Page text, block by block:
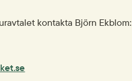
kontakta Björn Ekblom: